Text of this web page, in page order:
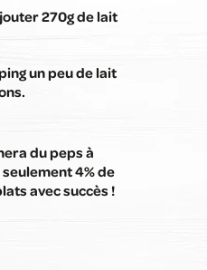
270g de lait
un peu de lait
du peps à
4% de
avec succès !